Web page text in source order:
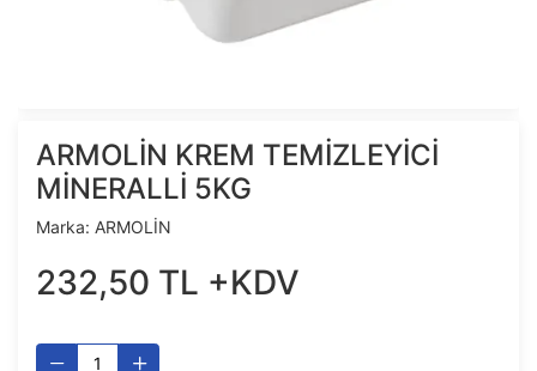
ARMOLİN KREM TEMİZLEYİCİ
MİNERALLİ 5KG
Marka: ARMOLİN
232,50 TL +KDV